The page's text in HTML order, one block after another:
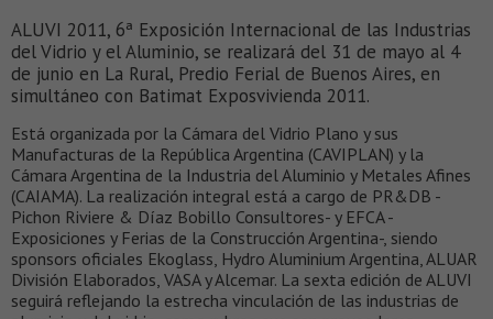
ALUVI 2011, 6ª Exposición Internacional de las Industrias
del Vidrio y el Aluminio, se realizará del 31 de mayo al 4
de junio en La Rural, Predio Ferial de Buenos Aires, en
simultáneo con Batimat Exposvivienda 2011.
Está organizada por la Cámara del Vidrio Plano y sus
Manufacturas de la República Argentina (CAVIPLAN) y la
Cámara Argentina de la Industria del Aluminio y Metales Afines
(CAIAMA). La realización integral está a cargo de PR&DB -
Pichon Riviere & Díaz Bobillo Consultores- y EFCA -
Exposiciones y Ferias de la Construcción Argentina-, siendo
sponsors oficiales Ekoglass, Hydro Aluminium Argentina, ALUAR
División Elaborados, VASA y Alcemar. La sexta edición de ALUVI
seguirá reflejando la estrecha vinculación de las industrias de